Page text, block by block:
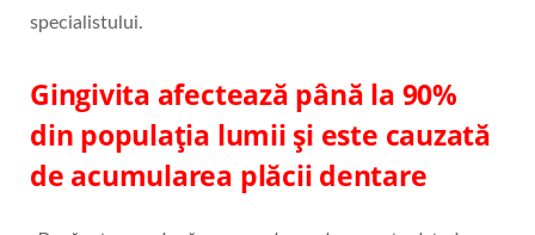
specialistului.
Gingivita afectează până la 90%
din populația lumii și este cauzată
de acumularea plăcii dentare